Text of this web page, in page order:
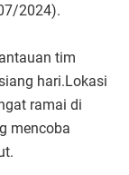
2024).
tim
hari.Lokasi
ramai di
mencoba